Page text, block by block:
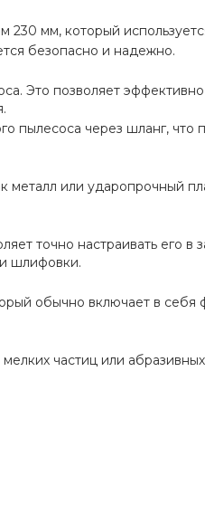
мм, который
безопасно и надежно.
Это позволяет эффективно
пылесоса через шланг, что
металл или ударопрочный
точно настраивать его в
шлифовки.
обычно включает в себя
частиц или